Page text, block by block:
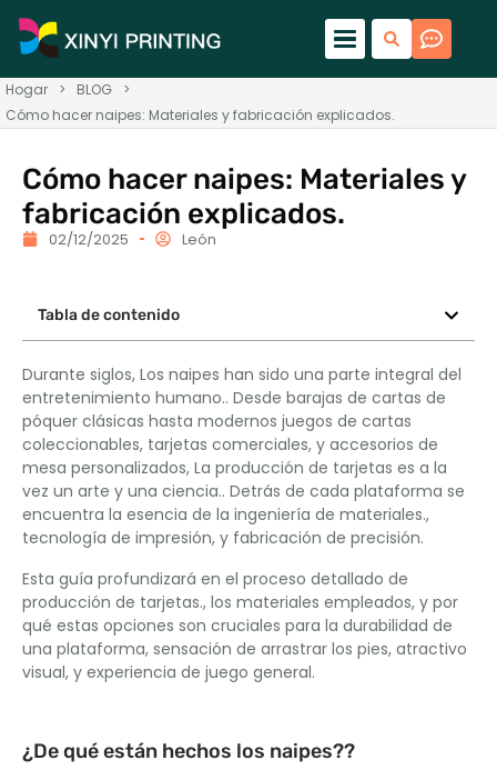
Hogar > BLOG
>
Cómo hacer naipes: Materiales y fabricación explicados.
Cómo hacer naipes: Materiales y
fabricación explicados.
02/12/2025 León
Tabla de contenido
Durante siglos, Los naipes han sido una parte integral del
entretenimiento humano.. Desde barajas de cartas de
póquer clásicas hasta modernos juegos de cartas
coleccionables, tarjetas comerciales, y accesorios de
mesa personalizados, La producción de tarjetas es a la
vez un arte y una ciencia.. Detrás de cada plataforma se
encuentra la esencia de la ingeniería de materiales.,
tecnología de impresión, y fabricación de precisión.
Esta guía profundizará en el proceso detallado de
producción de tarjetas., los materiales empleados, y por
qué estas opciones son cruciales para la durabilidad de
una plataforma, sensación de arrastrar los pies, atractivo
visual, y experiencia de juego general.
¿De qué están hechos los naipes??